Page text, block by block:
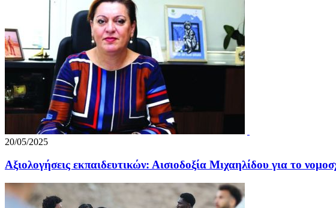
20/05/2025
Αξιολογήσεις εκπαιδευτικών: Αισιοδοξία Μιχαηλίδου για το